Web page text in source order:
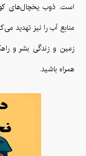
است. ذوب یخچال‌های
منابع آب را نیز تهدید
زمین و زندگی بشر و
همراه باشید.